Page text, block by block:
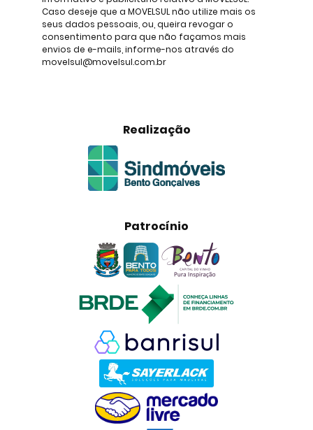
Caso deseje que a MOVELSUL não utilize mais os
seus dados pessoais, ou, queira revogar o
consentimento para que não façamos mais
envios de e-mails, informe-nos através do
movelsul@movelsul.com.br
Realização
Patrocínio